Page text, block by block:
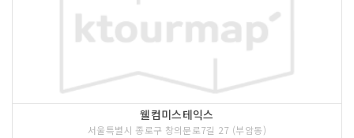
웰컴미스테익스
서울특별시 종로구 창의문로7길 27 (부암동)